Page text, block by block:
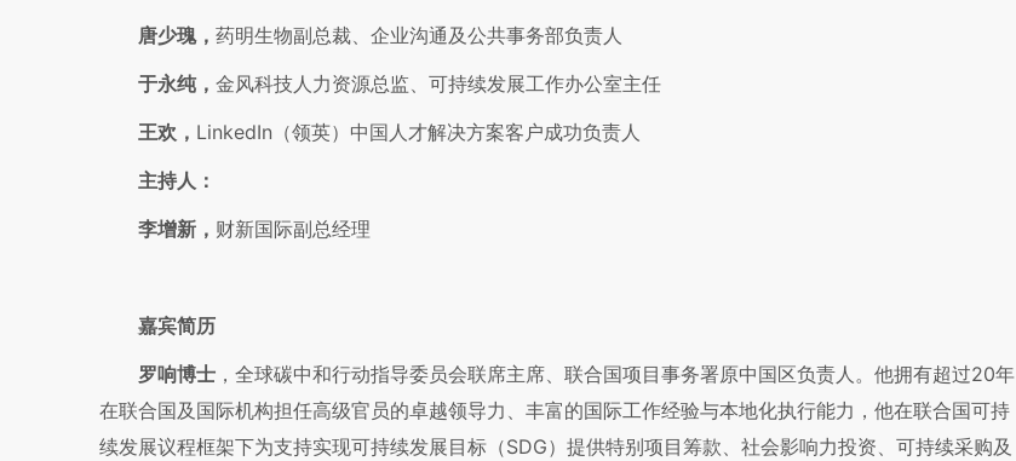
唐少瑰， 药明生物副总裁、企业沟通及公共事务部负责人
于永纯， 金风科技人力资源总监、可持续发展工作办公室主任
王欢， LinkedIn（领英）中国人才解决方案客户成功负责人
主持人：
李增新， 财新国际副总经理
嘉宾简历
罗响博士 ，全球碳中和行动指导委员会联席主席、联合国项目事务署原中国区负责人。他拥有超过20年
在联合国及国际机构担任高级官员的卓越领导力、丰富的国际工作经验与本地化执行能力，他在联合国可持
续发展议程框架下为支持实现可持续发展目标（SDG）提供特别项目筹款、社会影响力投资、可持续采购及